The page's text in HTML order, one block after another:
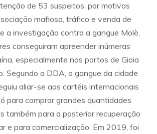
de 53 suspeitos, por motivos
mafiosa, tráfico e venda de
a investigação contra a gangue Molè,
conseguiram apreender inúmeras
especialmente nos portos de Gioia
Segundo a DDA, o gangue da cidade
aliar-se aos cartéis internacionais
para comprar grandes quantidades
também para a posterior recuperação
e para comercialização. Em 2019, foi